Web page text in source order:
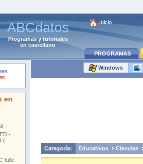
ABCdatos
Programasytutoriales
en castellano
Inicio
PROGRAMAS
Windows
Categoría: Educativos Ciencias